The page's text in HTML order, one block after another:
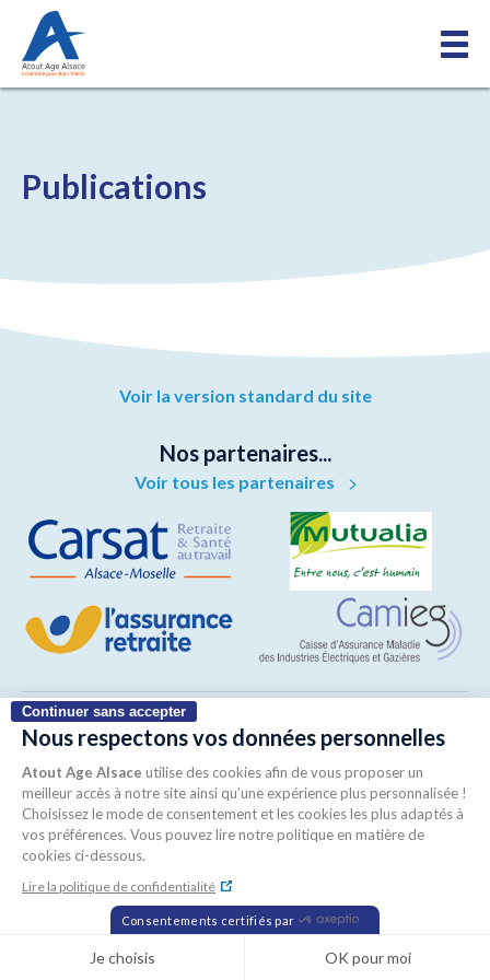
Continuer sans accepter
Nous respectons vos données personnelles
Atout Age Alsace utilise des cookies afin de vous proposer un
meilleur accès à notre site ainsi qu’une expérience plus personnalisée !
Choisissez le mode de consentement et les cookies les plus adaptés à
vos préférences. Vous pouvez lire notre politique en matière de
cookies ci-dessous.
Lire la politique de confidentialité
Consentements certifiés par
Je choisis OK pour moi
Publications
Voir la version standard du site
Nos partenaires...
Voir tous les partenaires
Copyright © 2026 www.atoutagealsace.fr
Mentions légales
Politique de confidentialité
Plan du site
Création